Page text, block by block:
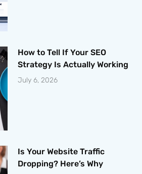
How to Tell If Your SEO
Strategy Is Actually Working
July 6, 2026
Is Your Website Traffic
Dropping? Here’s Why